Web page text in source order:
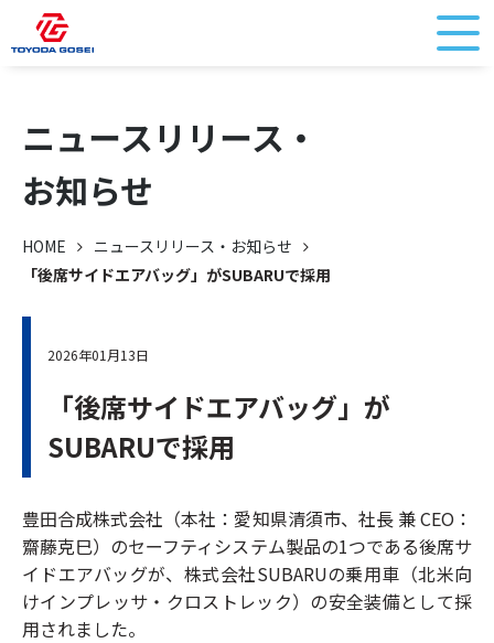
ニュースリリース・
お知らせ
HOME
ニュースリリース・お知らせ
「後席サイドエアバッグ」がSUBARUで採用
2026年01月13日
「後席サイドエアバッグ」が
SUBARUで採用
豊田合成株式会社（本社：愛知県清須市、社長 兼 CEO：
齋藤克巳）のセーフティシステム製品の1つである後席サ
イドエアバッグが、株式会社SUBARUの乗用車（北米向
けインプレッサ・クロストレック）の安全装備として採
用されました。